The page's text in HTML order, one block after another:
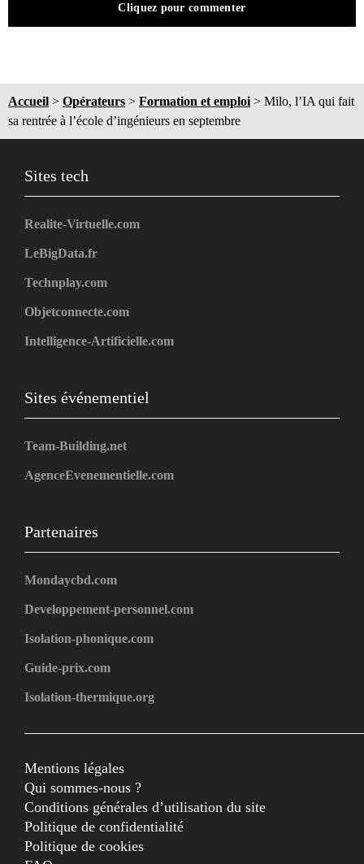
Cliquez pour commenter
Accueil > Opérateurs > Formation et emploi > Milo, l’IA qui fait
sa rentrée à l’école d’ingénieurs en septembre
Sites tech
Realite-Virtuelle.com
LeBigData.fr
Technplay.com
Objetconnecte.com
Intelligence-Artificielle.com
Sites événementiel
Team-Building.net
AgenceEvenementielle.com
Partenaires
Mondaycbd.com
Developpement-personnel.com
Isolation-phonique.com
Guide-prix.com
Isolation-thermique.org
Mentions légales
Qui sommes-nous ?
Conditions générales d’utilisation du site
Politique de confidentialité
Politique de cookies